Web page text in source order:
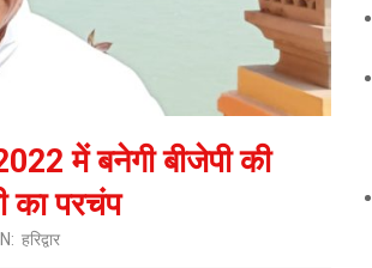
में बनेगी बीजेपी की
का परचंप
IN: हरिद्वार